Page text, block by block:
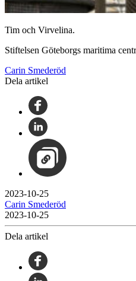
Tim och Virvelina.
Stiftelsen Göteborgs maritima
Carin Smederöd
Dela artikel
2023-10-25
Carin Smederöd
2023-10-25
Dela artikel